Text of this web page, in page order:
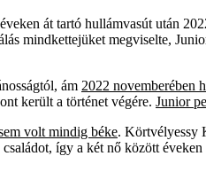
át tartó hullámvasút után
mindkettejüket megviselte,
ám 2022 novemberében
került a történet végére. Junior
volt mindig béke. Körtvélyessy
így a két nő között